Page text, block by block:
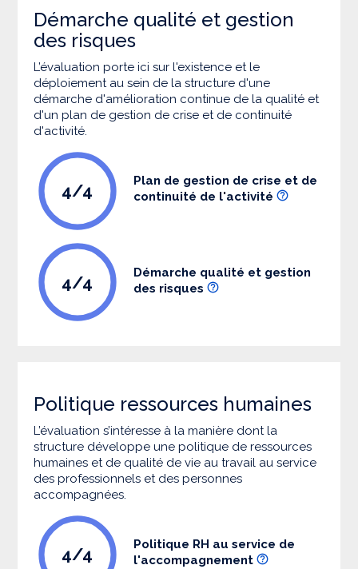
Démarche qualité et gestion
des risques
L’évaluation porte ici sur l'existence et le
déploiement au sein de la structure d'une
démarche d'amélioration continue de la qualité et
d'un plan de gestion de crise et de continuité
d'activité.
4/4
Plan de gestion de crise et de
continuité de l'activité
4/4
Démarche qualité et gestion
des risques
Politique ressources humaines
L’évaluation s’intéresse à la manière dont la
structure développe une politique de ressources
humaines et de qualité de vie au travail au service
des professionnels et des personnes
accompagnées.
4/4
Politique RH au service de
l'accompagnement